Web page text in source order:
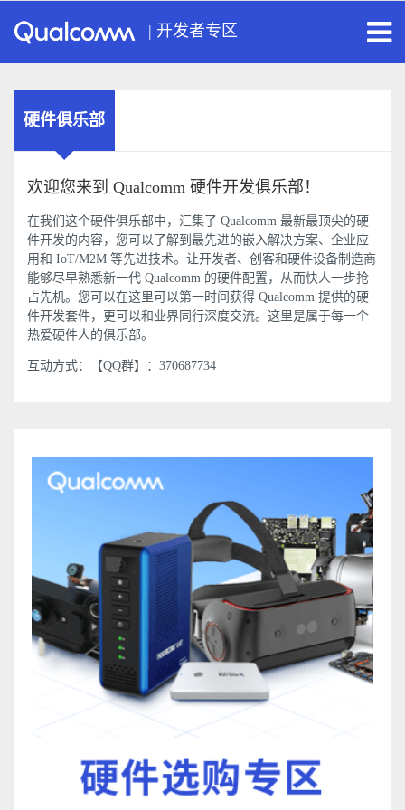
| 开发者专区
硬件俱乐部
欢迎您来到 Qualcomm 硬件开发俱乐部！
在我们这个硬件俱乐部中，汇集了 Qualcomm 最新最顶尖的硬
件开发的内容，您可以了解到最先进的嵌入解决方案、企业应
用和 IoT/M2M 等先进技术。让开发者、创客和硬件设备制造商
能够尽早熟悉新一代 Qualcomm 的硬件配置，从而快人一步抢
占先机。您可以在这里可以第一时间获得 Qualcomm 提供的硬
件开发套件，更可以和业界同行深度交流。这里是属于每一个
热爱硬件人的俱乐部。
互动方式：【QQ群】：370687734